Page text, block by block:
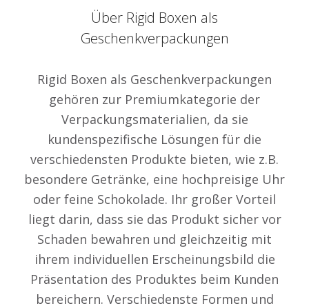
Über Rigid Boxen als
Geschenkverpackungen
Rigid Boxen als Geschenkverpackungen
gehören zur Premiumkategorie der
Verpackungsmaterialien, da sie
kundenspezifische Lösungen für die
verschiedensten Produkte bieten, wie z.B.
besondere Getränke, eine hochpreisige Uhr
oder feine Schokolade. Ihr großer Vorteil
liegt darin, dass sie das Produkt sicher vor
Schaden bewahren und gleichzeitig mit
ihrem individuellen Erscheinungsbild die
Präsentation des Produktes beim Kunden
bereichern. Verschiedenste Formen und